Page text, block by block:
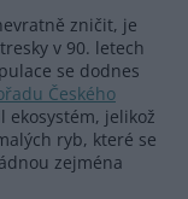
zničit, je
v 90. letech
se dodnes
Českého
ekosystém, jelikož
ryb, které se
zejména